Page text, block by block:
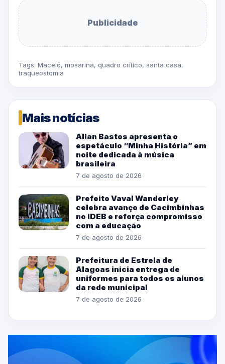
Publicidade
Tags: Maceió, mosarina, quadro crítico, santa casa,
traqueostomia
Mais notícias
Allan Bastos apresenta o
espetáculo “Minha História” em
noite dedicada à música
brasileira
7 de agosto de 2026
Prefeito Vaval Wanderley
celebra avanço de Cacimbinhas
no IDEB e reforça compromisso
com a educação
7 de agosto de 2026
Prefeitura de Estrela de
Alagoas inicia entrega de
uniformes para todos os alunos
da rede municipal
7 de agosto de 2026